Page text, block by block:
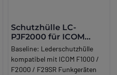
Schutzhülle LC-
PJF2000 für ICOM
Funkgeräten
Baseline: Lederschutzhülle
kompatibel mit ICOM F1000 /
F2000 / F29SR Funkgeräten